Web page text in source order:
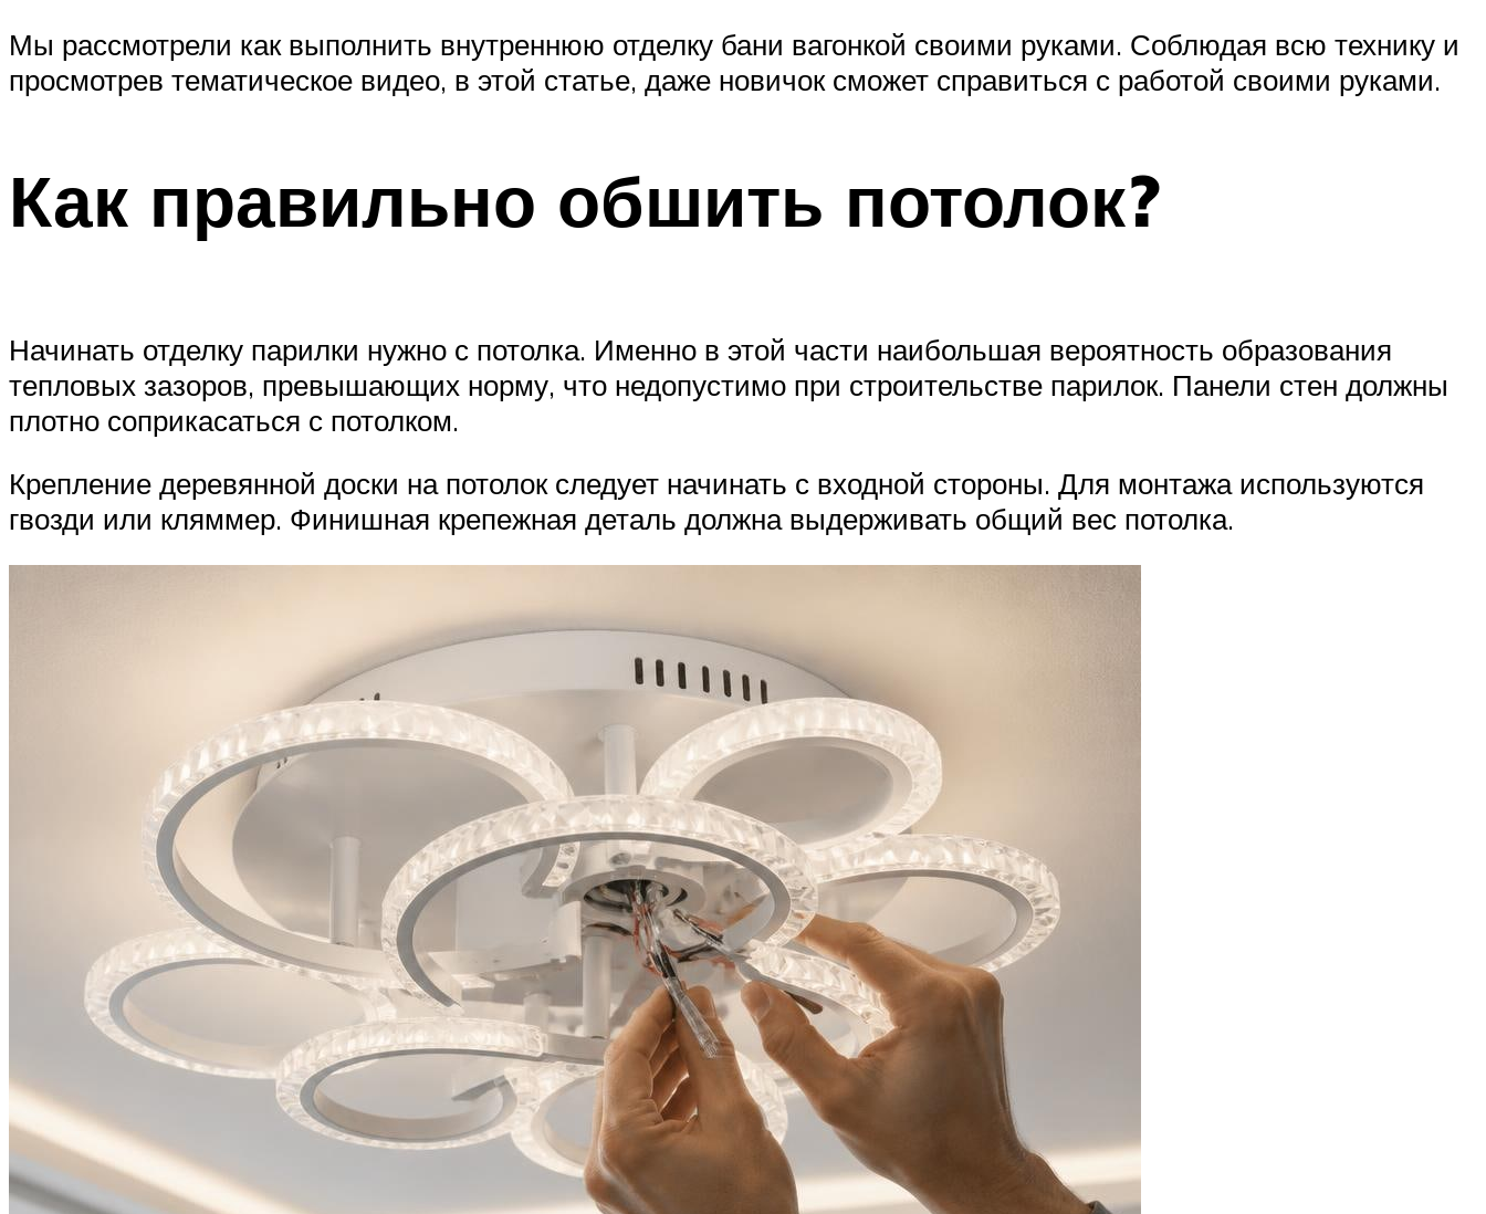
Мы рассмотрели как выполнить внутреннюю отделку бани вагонкой своими руками. Соблюдая всю технику и
просмотрев тематическое видео, в этой статье, даже новичок сможет справиться с работой своими руками.
Как правильно обшить потолок?
Начинать отделку парилки нужно с потолка. Именно в этой части наибольшая вероятность образования
тепловых зазоров, превышающих норму, что недопустимо при строительстве парилок. Панели стен должны
плотно соприкасаться с потолком.
Крепление деревянной доски на потолок следует начинать с входной стороны. Для монтажа используются
гвозди или кляммер. Финишная крепежная деталь должна выдерживать общий вес потолка.